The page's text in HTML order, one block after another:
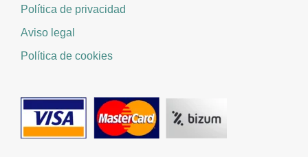
Política de privacidad
Aviso legal
Política de cookies